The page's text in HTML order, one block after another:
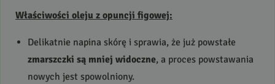
Właściwości oleju z opuncji figowej:
Delikatnie napina skórę i sprawia, że już powstałe
zmarszczki są mniej widoczne, a proces powstawania
nowych jest spowolniony.